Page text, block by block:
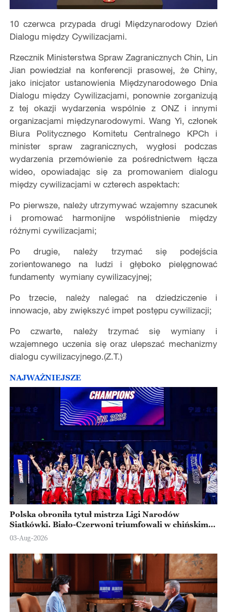
10 czerwca przypada drugi Międzynarodowy Dzień
Dialogu między Cywilizacjami.
Rzecznik Ministerstwa Spraw Zagranicznych Chin, Lin
Jian powiedział na konferencji prasowej, że Chiny,
jako inicjator ustanowienia Międzynarodowego Dnia
Dialogu między Cywilizacjami, ponownie zorganizują
z tej okazji wydarzenia wspólnie z ONZ i innymi
organizacjami międzynarodowymi. Wang Yi, członek
Biura Politycznego Komitetu Centralnego KPCh i
minister spraw zagranicznych, wygłosi podczas
wydarzenia przemówienie za pośrednictwem łącza
wideo, opowiadając się za promowaniem dialogu
między cywilizacjami w czterech aspektach:
Po pierwsze, należy utrzymywać wzajemny szacunek
i promować harmonijne współistnienie między
różnymi cywilizacjami;
Po drugie, należy trzymać się podejścia
zorientowanego na ludzi i głęboko pielęgnować
fundamenty wymiany cywilizacyjnej;
Po trzecie, należy nalegać na dziedziczenie i
innowacje, aby zwiększyć impet postępu cywilizacji;
Po czwarte, należy trzymać się wymiany i
wzajemnego uczenia się oraz ulepszać mechanizmy
dialogu cywilizacyjnego.(Z.T.)
NAJWAŻNIEJSZE
Polska obroniła tytuł mistrza Ligi Narodów
Siatkówki. Biało-Czerwoni triumfowali w chińskim
Ningbo
03-Aug-2026